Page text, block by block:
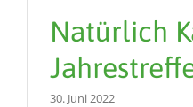
Natürlich
30. Juni 2022